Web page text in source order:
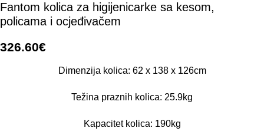
Fantom kolica za higijenicarke sa kesom,
policama i ocjeđivačem
326.60€
Dimenzija kolica: 62 x 138 x 126cm
Težina praznih kolica: 25.9kg
Kapacitet kolica: 190kg